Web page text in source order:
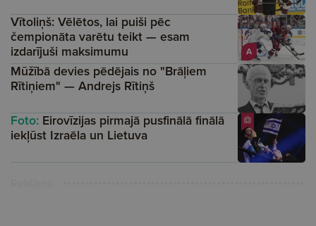
A
Vītoliņš: Vēlētos, lai puiši pēc
čempionāta varētu teikt — esam
izdarījuši maksimumu
Mūžībā devies pēdējais no "Brāļiem
Rītiņiem" — Andrejs Rītiņš
Foto: Eirovīzijas pirmajā pusfinālā finālā
iekļūst Izraēla un Lietuva